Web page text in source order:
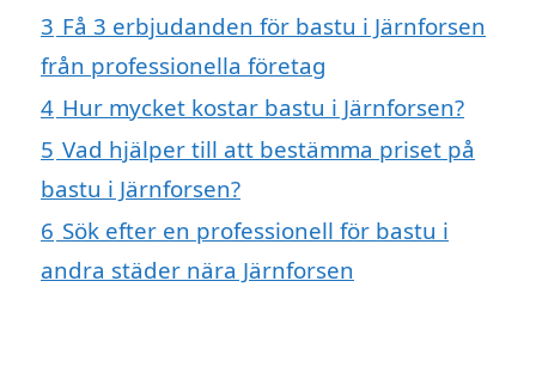
3 Få 3 erbjudanden för bastu i Järnforsen
från professionella företag
4 Hur mycket kostar bastu i Järnforsen?
5 Vad hjälper till att bestämma priset på
bastu i Järnforsen?
6 Sök efter en professionell för bastu i
andra städer nära Järnforsen